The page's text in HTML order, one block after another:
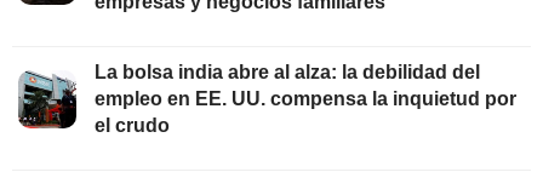
La bolsa india abre al alza: la debilidad del
empleo en EE. UU. compensa la inquietud por
el crudo